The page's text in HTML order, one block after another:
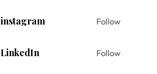
instagram Follow
LinkedIn Follow